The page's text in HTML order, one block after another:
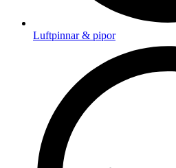
Luftpinnar & pipor